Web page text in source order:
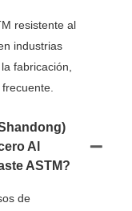
resistente al
industrias
fabricación,
Al
ASTM?
de